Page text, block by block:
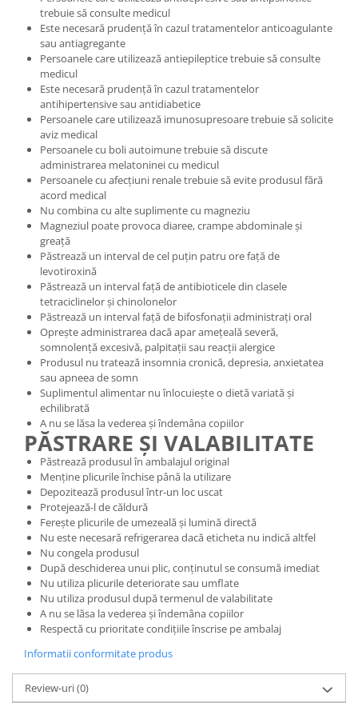
trebuie să consulte medicul
Este necesară prudență în cazul tratamentelor anticoagulante
sau antiagregante
Persoanele care utilizează antiepileptice trebuie să consulte
medicul
Este necesară prudență în cazul tratamentelor
antihipertensive sau antidiabetice
Persoanele care utilizează imunosupresoare trebuie să solicite
aviz medical
Persoanele cu boli autoimune trebuie să discute
administrarea melatoninei cu medicul
Persoanele cu afecțiuni renale trebuie să evite produsul fără
acord medical
Nu combina cu alte suplimente cu magneziu
Magneziul poate provoca diaree, crampe abdominale și
greață
Păstrează un interval de cel puțin patru ore față de
levotiroxină
Păstrează un interval față de antibioticele din clasele
tetraciclinelor și chinolonelor
Păstrează un interval față de bifosfonații administrați oral
Oprește administrarea dacă apar amețeală severă,
somnolență excesivă, palpitații sau reacții alergice
Produsul nu tratează insomnia cronică, depresia, anxietatea
sau apneea de somn
Suplimentul alimentar nu înlocuiește o dietă variată și
echilibrată
A nu se lăsa la vederea și îndemâna copiilor
PĂSTRARE ȘI VALABILITATE
Păstrează produsul în ambalajul original
Menține plicurile închise până la utilizare
Depozitează produsul într-un loc uscat
Protejează-l de căldură
Ferește plicurile de umezeală și lumină directă
Nu este necesară refrigerarea dacă eticheta nu indică altfel
Nu congela produsul
După deschiderea unui plic, conținutul se consumă imediat
Nu utiliza plicurile deteriorate sau umflate
Nu utiliza produsul după termenul de valabilitate
A nu se lăsa la vederea și îndemâna copiilor
Respectă cu prioritate condițiile înscrise pe ambalaj
Informatii conformitate produs
Review-uri(0)